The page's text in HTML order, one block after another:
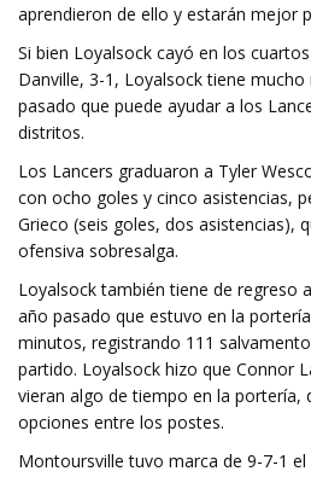
aprendieron de ello y estarán mejor
Si bien Loyalsock cayó en los
Danville, 3-1, Loyalsock tiene
pasado que puede ayudar a los
distritos.
Los Lancers graduaron a Tyler
con ocho goles y cinco asistencias,
Grieco (seis goles, dos asistencias),
ofensiva sobresalga.
Loyalsock también tiene de regreso
año pasado que estuvo en la
minutos, registrando 111
partido. Loyalsock hizo que Connor
vieran algo de tiempo en la portería,
opciones entre los postes.
Montoursville tuvo marca de 9-7-1